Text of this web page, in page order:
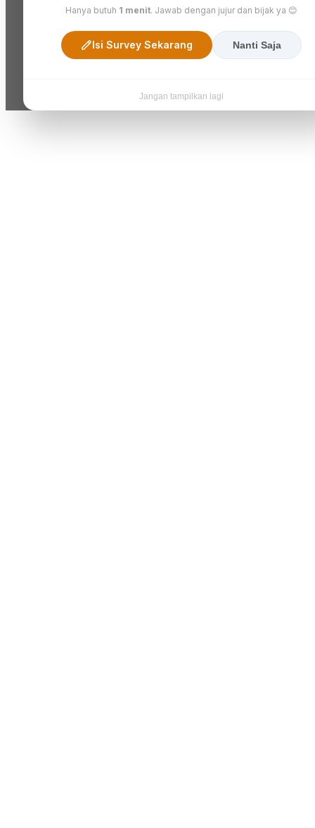
Hanya butuh 1 menit. Jawab dengan jujur dan bijak ya 😊
Isi Survey Sekarang Nanti Saja
Jangan tampilkan lagi